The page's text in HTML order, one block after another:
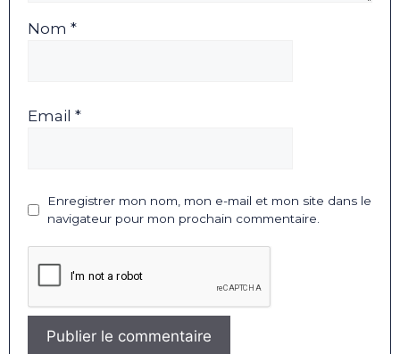
Nom *
Email *
Enregistrer mon nom, mon e-mail et mon site dans le
navigateur pour mon prochain commentaire.